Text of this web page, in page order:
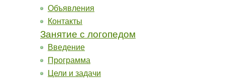
Объявления
Контакты
Занятие с логопедом
Введение
Программа
Цели и задачи